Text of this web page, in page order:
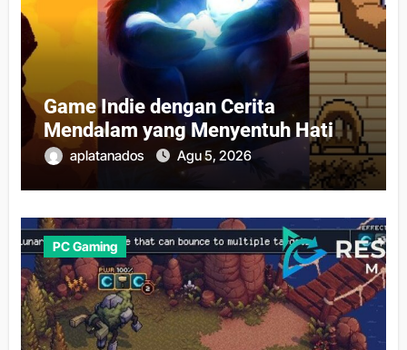
Game Indie dengan Cerita
Mendalam yang Menyentuh Hati
aplatanados Agu 5, 2026
PC Gaming